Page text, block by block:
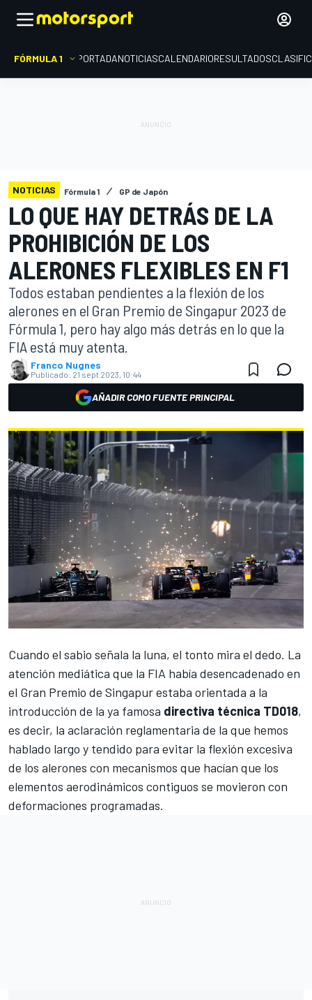
FÓRMULA 1 PORTADANOTICIASCALENDARIORESULTADOS
NOTICIAS Fórmula 1 GP de Japón
LO QUE HAY DETRÁS DE LA
PROHIBICIÓN DE LOS
ALERONES FLEXIBLES EN F1
Todos estaban pendientes a la flexión de los
alerones en el Gran Premio de Singapur 2023 de
Fórmula 1, pero hay algo más detrás en lo que la
FIA está muy atenta.
Franco Nugnes
Publicado: 21 sept 2023, 10:44
AÑADIR COMO FUENTE PRINCIPAL
Cuando el sabio señala la luna, el tonto mira el dedo. La
atención mediática que la FIA había desencadenado en
el Gran Premio de Singapurestaba orientada a la
introducción de la ya famosa directiva técnica TD018,
es decir, la aclaración reglamentaria de la que hemos
hablado largo y tendido para evitar la flexión excesiva
de los alerones con mecanismos que hacían que los
elementos aerodinámicos contiguos se movieron con
deformaciones programadas.